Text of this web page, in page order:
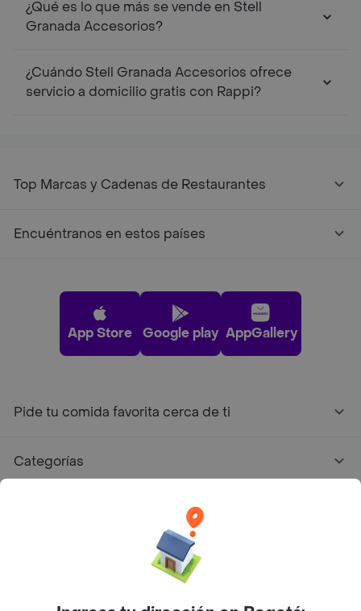
¿Qué es lo que más se vende en Stell
Granada Accesorios?
¿Cuándo Stell Granada Accesorios ofrece
servicio a domicilio gratis con Rappi?
Top Marcas y Cadenas de Restaurantes
Encuéntranos en estos países
App Store Google play AppGallery
Pide tu comida favorita cerca de ti
Categorías